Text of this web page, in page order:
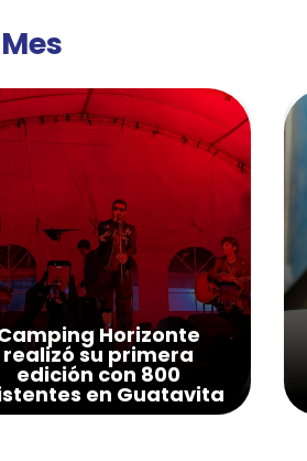
Horizonte
realizó su primera
edición con 800
en Guatavita